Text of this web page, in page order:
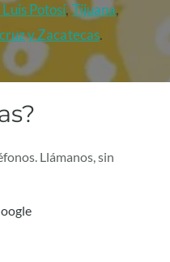
Luis Potosí,Tijuana,
y Zacatecas.
Llámanos, sin